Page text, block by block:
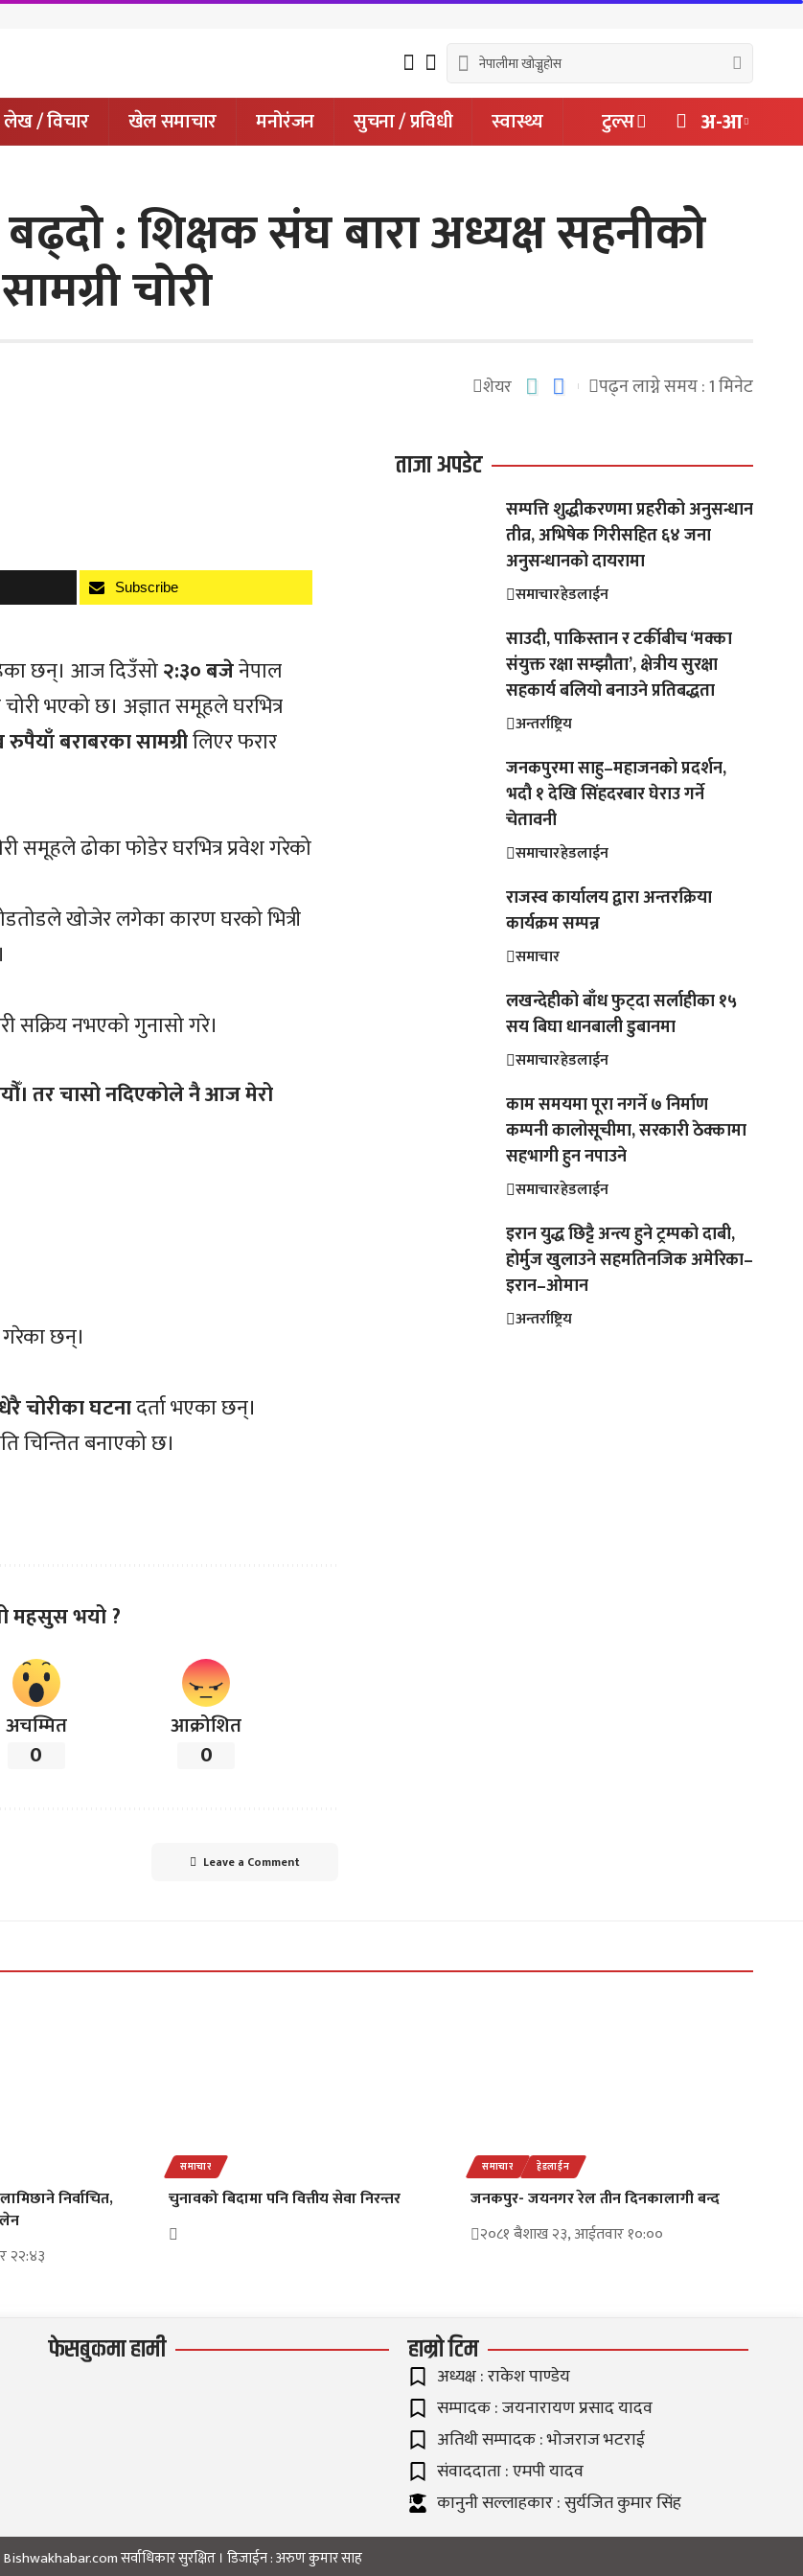
लेख / विचार खेल समाचार मनोरंजन सुचना / प्रविधी स्वास्थ्य टुल्स अ-आ
: शिक्षक संघ बारा अध्यक्ष सहनीको
चोरी
शेयर पढ्न लाग्ने समय : 1 मिनेट
Subscribe
छन्। आज दिउँसो२:३० बजेनेपाल
भएको छ। अज्ञात समूहले घरभित्र
बराबरका सामग्रीलिएर फरार
समूहले ढोका फोडेर घरभित्र प्रवेश गरेको
खोजेर लगेका कारण घरको भित्री
सक्रिय नभएको गुनासो गरे।
तर चासो नदिएकोले नै आज मेरो
गरेका छन्।
धेरै चोरीका घटनादर्ता भएका छन्।
चिन्तित बनाएको छ।
महसुस भयो ?
अचम्मित
0
आक्रोशित
0
Leave a Comment
ताजा अपडेट
सम्पत्ति शुद्धीकरणमा प्रहरीको अनुसन्धान
तीव्र, अभिषेक गिरीसहित ६४ जना
अनुसन्धानको दायरामा
समाचारहेडलाईन
साउदी, पाकिस्तान र टर्कीबीच ‘मक्का
संयुक्त रक्षा सम्झौता’, क्षेत्रीय सुरक्षा
सहकार्य बलियो बनाउने प्रतिबद्धता
अन्तर्राष्ट्रिय
जनकपुरमा साहु–महाजनको प्रदर्शन,
भदौ १ देखि सिंहदरबार घेराउ गर्ने
चेतावनी
समाचारहेडलाईन
राजस्व कार्यालय द्वारा अन्तरक्रिया
कार्यक्रम सम्पन्न
समाचार
लखन्देहीको बाँध फुट्दा सर्लाहीका १५
सय बिघा धानबाली डुबानमा
समाचारहेडलाईन
काम समयमा पूरा नगर्ने ७ निर्माण
कम्पनी कालोसूचीमा, सरकारी ठेक्कामा
सहभागी हुन नपाउने
समाचारहेडलाईन
इरान युद्ध छिट्टै अन्त्य हुने ट्रम्पको दाबी,
होर्मुज खुलाउने सहमतिनजिक अमेरिका–
इरान–ओमान
अन्तर्राष्ट्रिय
निर्वाचित,
२२:४३
समाचार
चुनावको बिदामा पनि वित्तीय सेवा निरन्तर
समाचार हेडलाईन
जनकपुर- जयनगर रेल तीन दिनकालागी बन्द
२०८१ बैशाख २३, आईतवार १०:००
फेसबुकमा हामी हाम्रो टिम
अध्यक्ष : राकेश पाण्डेय
सम्पादक : जयनारायण प्रसाद यादव
अतिथी सम्पादक : भोजराज भटराई
संवाददाता : एमपी यादव
कानुनी सल्लाहकार : सुर्यजित कुमार सिंह
सर्वाधिकार सुरक्षित । डिजाईन :अरुण कुमार साह